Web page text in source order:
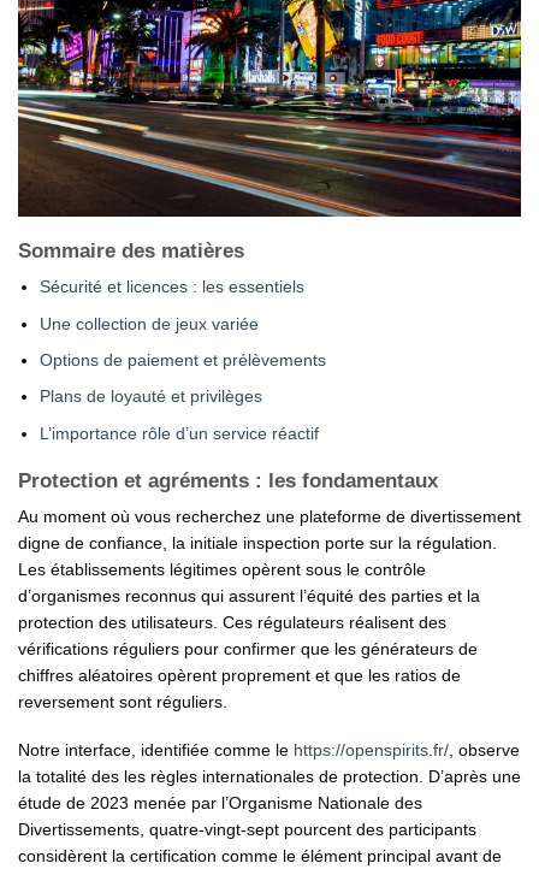
Sommaire des matières
Sécurité et licences : les essentiels
Une collection de jeux variée
Options de paiement et prélèvements
Plans de loyauté et privilèges
L’importance rôle d’un service réactif
Protection et agréments : les fondamentaux
Au moment où vous recherchez une plateforme de divertissement
digne de confiance, la initiale inspection porte sur la régulation.
Les établissements légitimes opèrent sous le contrôle
d’organismes reconnus qui assurent l’équité des parties et la
protection des utilisateurs. Ces régulateurs réalisent des
vérifications réguliers pour confirmer que les générateurs de
chiffres aléatoires opèrent proprement et que les ratios de
reversement sont réguliers.
Notre interface, identifiée comme le https://openspirits.fr/, observe
la totalité des les règles internationales de protection. D’après une
étude de 2023 menée par l’Organisme Nationale des
Divertissements, quatre-vingt-sept pourcent des participants
considèrent la certification comme le élément principal avant de